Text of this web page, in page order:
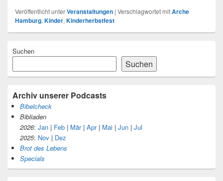
Veröffentlicht unterVeranstaltungen | Verschlagwortet mitArche
Hamburg, Kinder, Kinderherbstfest
Seitenleisten-
Suchen
Suchen
Archiv unserer Podcasts
Bibelcheck
Bibliaden
2026: Jan | Feb | Mär| Apr| Mai | Jun | Jul
2025: Nov | Dez
Brot des Lebens
Specials